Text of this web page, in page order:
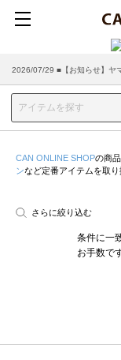
2026/07/29 ■【お知らせ】ヤ
2026/03/18 ■店舗受け取りサ
CAN ONLINE SHOPの商品
ンなど定番アイテムを取り
さらに絞り込む
条件に一
お手数で